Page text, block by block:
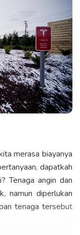
merasa biayanya
dapatkah
Tenaga angin dan
namun diperlukan
tenaga tersebut